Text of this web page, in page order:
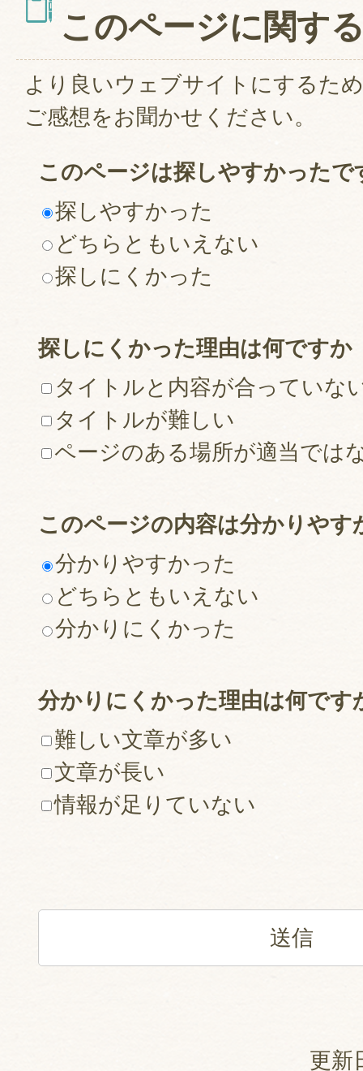
このページに関す
より良いウェブサイトにするた
ご感想をお聞かせください。
このページは探しやすかったで
探しやすかった
どちらともいえない
探しにくかった
探しにくかった理由は何ですか
タイトルと内容が合っていな
タイトルが難しい
ページのある場所が適当では
このページの内容は分かりやす
分かりやすかった
どちらともいえない
分かりにくかった
分かりにくかった理由は何です
難しい文章が多い
文章が長い
情報が足りていない
更新